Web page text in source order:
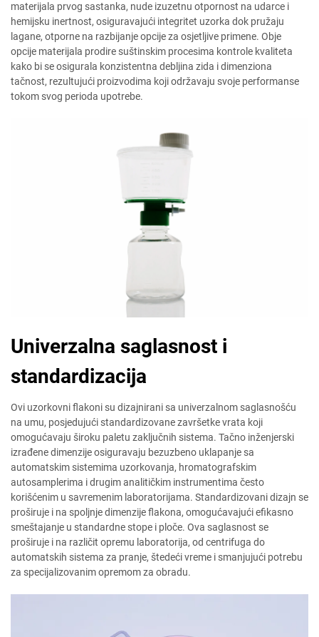
materijala prvog sastanka, nude izuzetnu otpornost na udarce i
hemijsku inertnost, osiguravajući integritet uzorka dok pružaju
lagane, otporne na razbijanje opcije za osjetljive primene. Obje
opcije materijala prodire suštinskim procesima kontrole kvaliteta
kako bi se osigurala konzistentna debljina zida i dimenziona
tačnost, rezultujući proizvodima koji održavaju svoje performanse
tokom svog perioda upotrebe.
Univerzalna saglasnost i
standardizacija
Ovi uzorkovni flakoni su dizajnirani sa univerzalnom saglasnošću
na umu, posjedujući standardizovane završetke vrata koji
omogućavaju široku paletu zaključnih sistema. Tačno inženjerski
izrađene dimenzije osiguravaju bezuzbeno uklapanje sa
automatskim sistemima uzorkovanja, hromatografskim
autosamplerima i drugim analitičkim instrumentima često
korišćenim u savremenim laboratorijama. Standardizovani dizajn se
proširuje i na spoljnje dimenzije flakona, omogućavajući efikasno
smeštajanje u standardne stope i ploče. Ova saglasnost se
proširuje i na različit opremu laboratorija, od centrifuga do
automatskih sistema za pranje, štedeći vreme i smanjujući potrebu
za specijalizovanim opremom za obradu.